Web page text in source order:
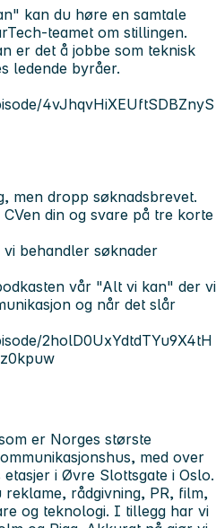
kan du høre en samtale
teamet om stillingen.
er det å jobbe som teknisk
ledende byråer.
4vJhqvHiXEUftSDBZnyS
men dropp søknadsbrevet.
din og svare på tre korte
vi behandler søknader
vår "Alt vi kan" der vi
og når det slår
2holD0UxYdtdTYu9X4tH
er Norges største
med over
i Øvre Slottsgate i Oslo.
rådgivning, PR, film,
og teknologi. I tillegg har vi